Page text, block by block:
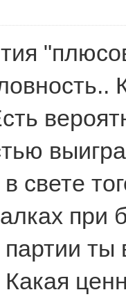
свете
при
ты